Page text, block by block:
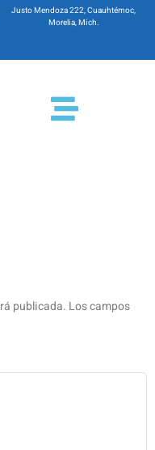
Justo Mendoza 222, Cuauhtémoc,
Morelia, Mich.
publicada. Los campos